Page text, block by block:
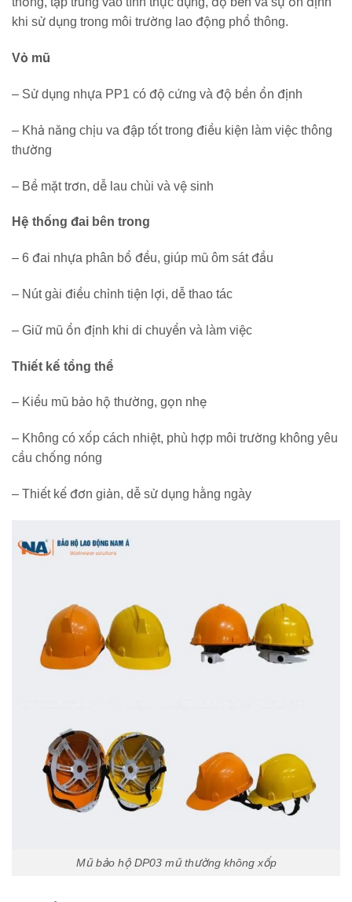
khi sử dụng trong môi trường lao động phổ thông.
Vỏ mũ
– Sử dụng nhựa PP1 có độ cứng và độ bền ổn định
– Khả năng chịu va đập tốt trong điều kiện làm việc thông
thường
– Bề mặt trơn, dễ lau chùi và vệ sinh
Hệ thống đai bên trong
– 6 đai nhựa phân bổ đều, giúp mũ ôm sát đầu
– Nút gài điều chỉnh tiện lợi, dễ thao tác
– Giữ mũ ổn định khi di chuyển và làm việc
Thiết kế tổng thể
– Kiểu mũ bảo hộ thường, gọn nhẹ
– Không có xốp cách nhiệt, phù hợp môi trường không yêu
cầu chống nóng
– Thiết kế đơn giản, dễ sử dụng hằng ngày
Mũ bảo hộ DP03 mũ thường không xốp